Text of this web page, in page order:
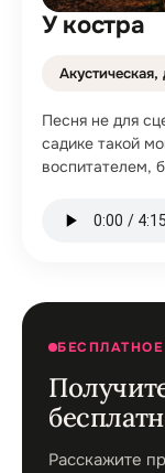
У костра
Песня не для
садике такой
воспитателем,
Расскажите